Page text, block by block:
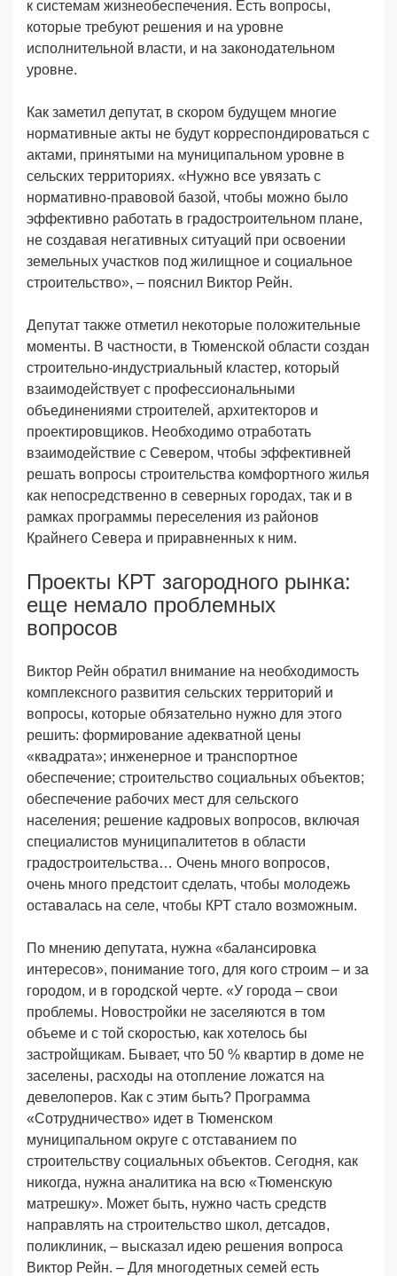
к системам жизнеобеспечения. Есть вопросы,
которые требуют решения и на уровне
исполнительной власти, и на законодательном
уровне.
Как заметил депутат, в скором будущем многие
нормативные акты не будут корреспондироваться с
актами, принятыми на муниципальном уровне в
сельских территориях. «Нужно все увязать с
нормативно-правовой базой, чтобы можно было
эффективно работать в градостроительном плане,
не создавая негативных ситуаций при освоении
земельных участков под жилищное и социальное
строительство», – пояснил Виктор Рейн.
Депутат также отметил некоторые положительные
моменты. В частности, в Тюменской области создан
строительно-индустриальный кластер, который
взаимодействует с профессиональными
объединениями строителей, архитекторов и
проектировщиков. Необходимо отработать
взаимодействие с Севером, чтобы эффективней
решать вопросы строительства комфортного жилья
как непосредственно в северных городах, так и в
рамках программы переселения из районов
Крайнего Севера и приравненных к ним.
Проекты КРТ загородного рынка:
еще немало проблемных
вопросов
Виктор Рейн обратил внимание на необходимость
комплексного развития сельских территорий и
вопросы, которые обязательно нужно для этого
решить: формирование адекватной цены
«квадрата»; инженерное и транспортное
обеспечение; строительство социальных объектов;
обеспечение рабочих мест для сельского
населения; решение кадровых вопросов, включая
специалистов муниципалитетов в области
градостроительства… Очень много вопросов,
очень много предстоит сделать, чтобы молодежь
оставалась на селе, чтобы КРТ стало возможным.
По мнению депутата, нужна «балансировка
интересов», понимание того, для кого строим – и за
городом, и в городской черте. «У города – свои
проблемы. Новостройки не заселяются в том
объеме и с той скоростью, как хотелось бы
застройщикам. Бывает, что 50 % квартир в доме не
заселены, расходы на отопление ложатся на
девелоперов. Как с этим быть? Программа
«Сотрудничество» идет в Тюменском
муниципальном округе с отставанием по
строительству социальных объектов. Сегодня, как
никогда, нужна аналитика на всю «Тюменскую
матрешку». Может быть, нужно часть средств
направлять на строительство школ, детсадов,
поликлиник, – высказал идею решения вопроса
Виктор Рейн. – Для многодетных семей есть